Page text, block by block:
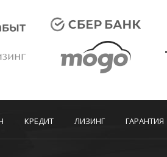
КРЕДИТ ЛИЗИНГ ГАРАНТИЯ